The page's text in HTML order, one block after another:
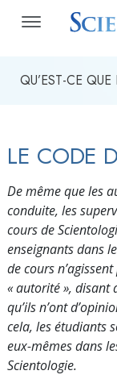
QU’EST-CE
LE CODE
De même que les
conduite, les
cours de
enseignants dans
de cours
« autorité », disant
qu’ils n’ont
cela, les étudiants
eux-mêmes dans
Scientologie.